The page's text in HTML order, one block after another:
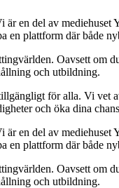
del av mediehuset
en plattform där både
Oavsett om
och utbildning.
för alla. Vi vet
och öka dina
del av mediehuset
en plattform där både
Oavsett om
och utbildning.